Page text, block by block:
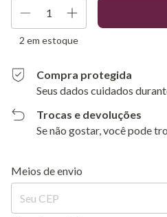
2 em estoque
Compra protegida
Seus dados cuidados
Trocas e devoluções
Se não gostar, você pode
Entregas para o CEP:
Meios de envio